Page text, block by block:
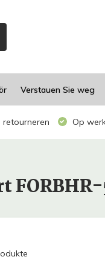
Verstauen Sie weg
retourneren Op